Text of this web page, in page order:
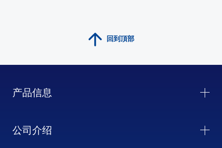
回到頂部
产品信息
公司介绍